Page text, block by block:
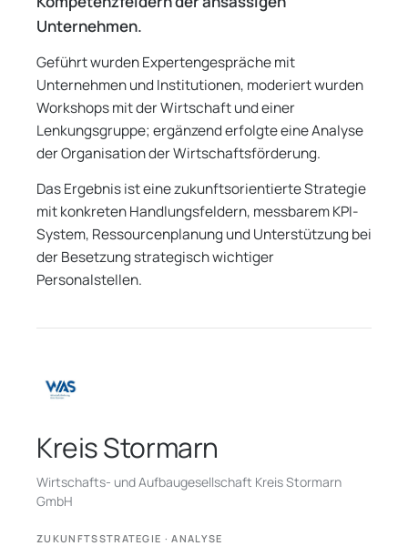
Unternehmen.
Geführt wurden Expertengespräche mit
Unternehmen und Institutionen, moderiert wurden
Workshops mit der Wirtschaft und einer
Lenkungsgruppe; ergänzend erfolgte eine Analyse
der Organisation der Wirtschaftsförderung.
Das Ergebnis ist eine zukunftsorientierte Strategie
mit konkreten Handlungsfeldern, messbarem KPI-
System, Ressourcenplanung und Unterstützung bei
der Besetzung strategisch wichtiger
Personalstellen.
Kreis Stormarn
Wirtschafts- und Aufbaugesellschaft Kreis Stormarn
GmbH
ZUKUNFTSSTRATEGIE · ANALYSE